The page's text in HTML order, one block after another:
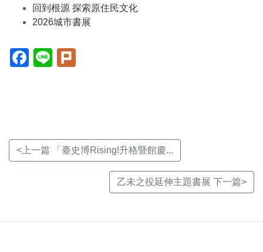
回到根源 探索原住民文化
2026城市書展
Facebook(另
開
Line(另
開
<上一篇 「臺史博Rising!升格暨館慶...
乙未之役延伸主題書展 下一篇>